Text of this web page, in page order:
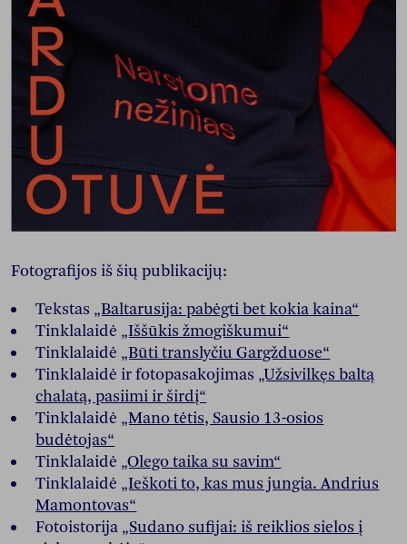
Fotografijos iš šių publikacijų:
Tekstas „Baltarusija: pabėgti bet kokia kaina“
Tinklalaidė „Iššūkis žmogiškumui“
Tinklalaidė „Būti translyčiu Gargžduose“
Tinklalaidė ir fotopasakojimas „Užsivilkęs baltą
chalatą, pasiimi ir širdį“
Tinklalaidė „Mano tėtis, Sausio 13-osios
budėtojas“
Tinklalaidė „Olego taika su savim“
Tinklalaidė „Ieškoti to, kas mus jungia. Andrius
Mamontovas“
Fotoistorija „Sudano sufijai: iš reiklios sielos į